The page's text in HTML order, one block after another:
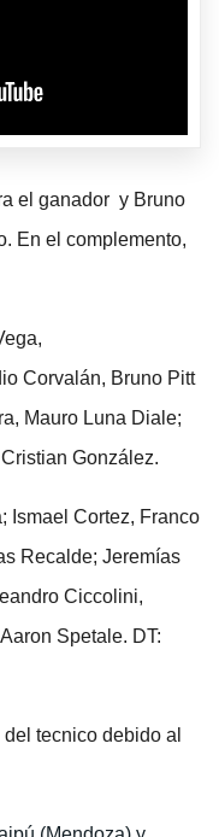
el ganador y Bruno
En el complemento,
Corvalán, Bruno Pitt
Mauro Luna Diale;
González.
Ismael Cortez, Franco
Recalde; Jeremías
Ciccolini,
Spetale. DT:
tecnico debido al